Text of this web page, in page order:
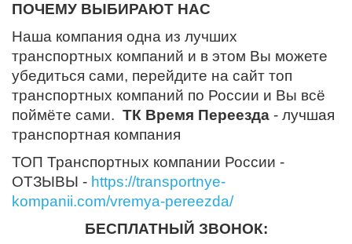
ПОЧЕМУ ВЫБИРАЮТ НАС
Наша компания одна из лучших
транспортных компаний и в этом Вы можете
убедиться сами, перейдите на сайт топ
транспортных компаний по России и Вы всё
поймёте сами. ТК Время Переезда - лучшая
транспортная компания
ТОП Транспортных компании России -
ОТЗЫВЫ - https://transportnye-
kompanii.com/vremya-pereezda/
БЕСПЛАТНЫЙ ЗВОНОК: